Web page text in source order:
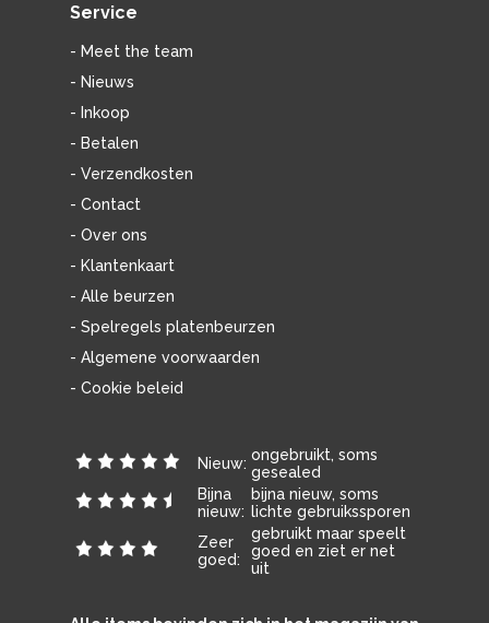
Service
- Meet the team
- Nieuws
- Inkoop
- Betalen
- Verzendkosten
- Contact
- Over ons
- Klantenkaart
- Alle beurzen
- Spelregels platenbeurzen
- Algemene voorwaarden
- Cookie beleid
Nieuw: ongebruikt, soms
gesealed
Bijna
nieuw:
bijna nieuw, soms
lichte gebruikssporen
Zeer
goed:
gebruikt maar speelt
goed en ziet er net
uit